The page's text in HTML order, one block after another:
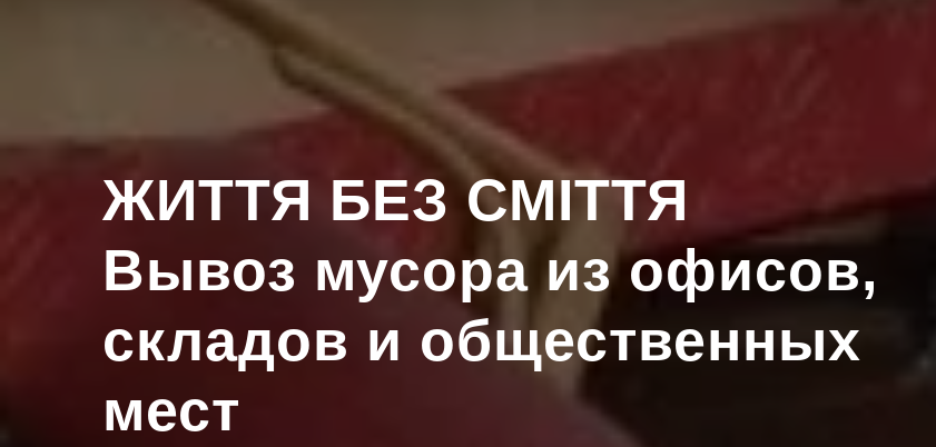
ЖИТТЯ БЕЗ СМІТТЯ
Вывоз мусора из офисов,
складов и общественных
мест